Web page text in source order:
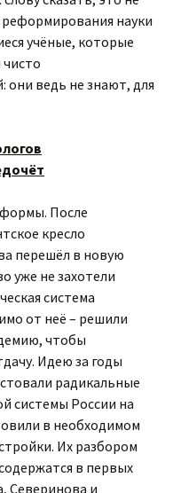
науки
учёные, которые
они ведь не знают, для
После
кресло
перешёл в новую
уже не захотели
система
от неё – решили
чтобы
Идею за годы
радикальные
системы России на
в необходимом
Их разбором
в первых
Северинова и